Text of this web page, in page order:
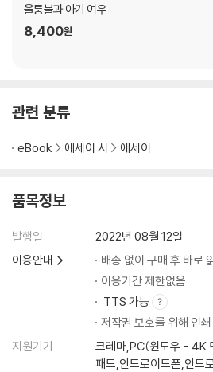
울퉁불과 아기 여우
8,400원
관련 분류
eBook 에세이 시 에세이
품목정보
발행일
2022년 08월 12일
이용안내
배송 없이 구매 후 바로
이용기간 제한없음
TTS 가능
저작권 보호를 위해 인
지원기기
크레마,PC(윈도우 - 4K
패드,안드로이드폰,안드